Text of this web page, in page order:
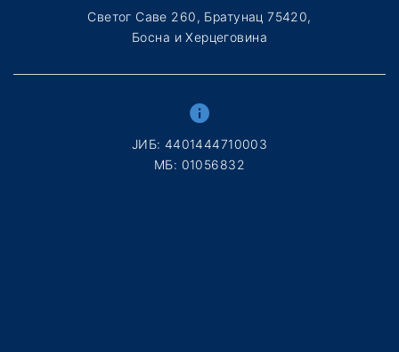
Светог Саве 260, Братунац 75420,
Босна и Херцеговина
ЈИБ: 4401444710003
МБ: 01056832